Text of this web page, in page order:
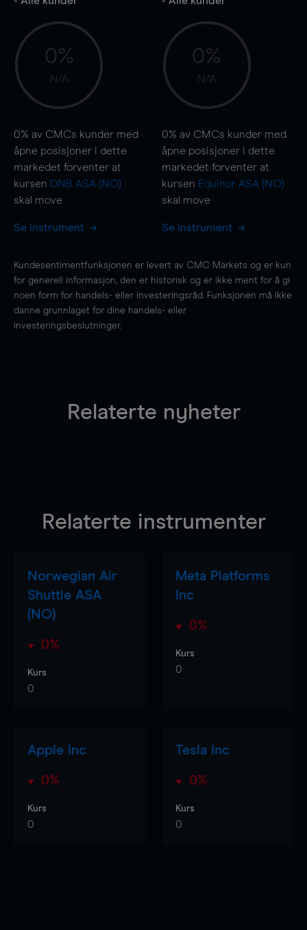
0%
N/A
0% av CMCs kunder med
åpne posisjoner i dette
markedet forventer at
kursen DNB ASA (NO)
skal move
Se instrument
0%
N/A
0% av CMCs kunder med
åpne posisjoner i dette
markedet forventer at
kursen Equinor ASA (NO)
skal move
Se instrument
Kundesentimentfunksjonen er levert av CMC Markets og er kun
for generell informasjon, den er historisk og er ikke ment for å gi
noen form for handels- eller investeringsråd. Funksjonen må ikke
danne grunnlaget for dine handels- eller
investeringsbeslutninger.
Relaterte nyheter
Relaterte instrumenter
Norwegian Air
Shuttle ASA
(NO)
0%
Kurs
0
Meta Platforms
Inc
0%
Kurs
0
Apple Inc
0%
Kurs
0
Tesla Inc
0%
Kurs
0